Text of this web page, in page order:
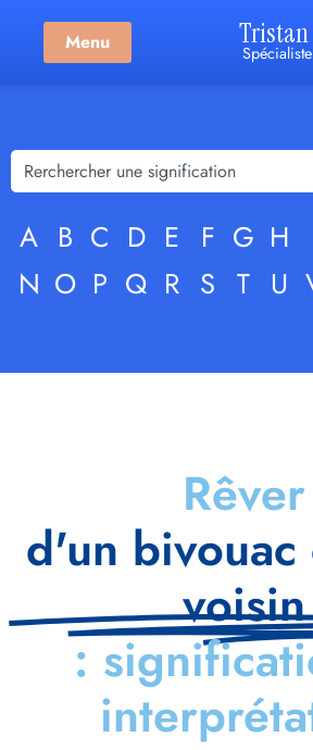
Menu
A B C D E F G H
N O P Q R S T U
Rêver
d'un bivouac
voisin
: